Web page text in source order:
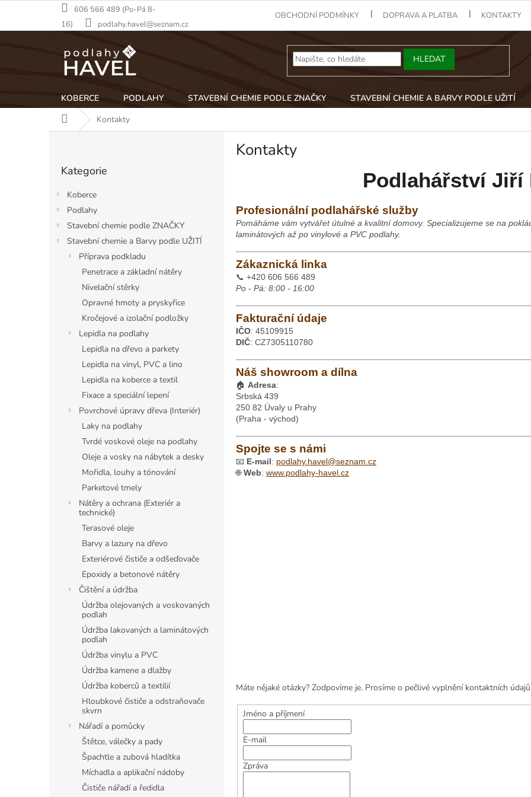
obsah
606 566 489 (Po-Pá 8-
16)
podlahy.havel@seznam.cz
OBCHODNÍ PODMÍNKY DOPRAVA A PLATBA KONTAKTY
HLEDAT
KOBERCE PODLAHY STAVEBNÍ CHEMIE PODLE ZNAČKY
STAVEBNÍ CHEMIE A BARVY PODLE UŽITÍ
Domů Kontakty
kategorie
Kategorie
Koberce
Podlahy
Stavební chemie podle ZNAČKY
Stavební chemie a Barvy podle UŽITÍ
Příprava podkladu
Penetrace a základní nátěry
Nivelační stěrky
Opravné hmoty a pryskyřice
Kročejové a izolační podložky
Lepidla na podlahy
Lepidla na dřevo a parkety
Lepidla na vinyl, PVC a lino
Lepidla na koberce a textil
Fixace a speciální lepení
Povrchové úpravy dřeva (Interiér)
Laky na podlahy
Tvrdé voskové oleje na podlahy
Oleje a vosky na nábytek a desky
Mořidla, louhy a tónování
Parketové tmely
Nátěry a ochrana (Exteriér a
technické)
Terasové oleje
Barvy a lazury na dřevo
Exteriérové čističe a odšeďovače
Epoxidy a betonové nátěry
Čištění a údržba
Údržba olejovaných a voskovaných
podlah
Údržba lakovaných a laminátových
podlah
Údržba vinylu a PVC
Údržba kamene a dlažby
Údržba koberců a textilií
Hloubkové čističe a odstraňovače
skvrn
Nářadí a pomůcky
Štětce, válečky a pady
Špachtle a zubová hladítka
Míchadla a aplikační nádoby
Čističe nářadí a ředidla
Kontakty
Podlahářství Jiří
Profesionální podlahářské služby
Pomáháme vám vytvářet útulné a kvalitní domovy. Specializujeme se na
laminátových až po vinylové a PVC podlahy.
Zákaznická linka
📞 +420 606 566 489
Po - Pá: 8:00 - 16:00
Fakturační údaje
IČO: 45109915
DIČ: CZ7305110780
Náš showroom a dílna
🏠 Adresa:
Srbská 439
250 82 Úvaly u Prahy
(Praha - východ)
Spojte se s námi
📧 E-mail: podlahy.havel@seznam.cz
🌐Web: www.podlahy-havel.cz
Máte nějaké otázky? Zodpovíme je. Prosíme o pečlivé vyplnění kontaktních
Jméno a příjmení
E-mail
Zpráva